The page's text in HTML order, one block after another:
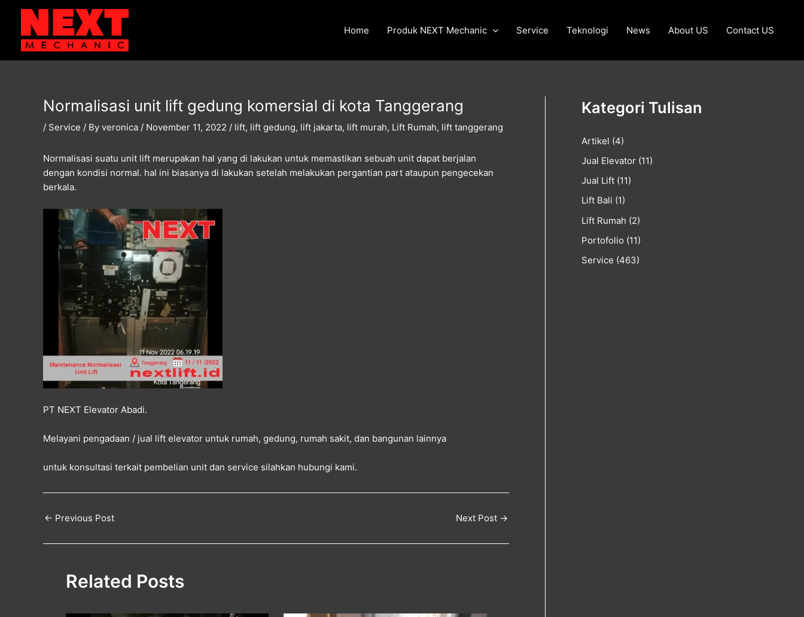
content
Home Produk NEXT Mechanic Service Teknologi News About US Contact US
Normalisasi unit lift gedung komersial di kota Tanggerang
/ Service / By veronica / November 11, 2022 / lift, lift gedung, lift jakarta, lift murah, Lift Rumah, lift tanggerang
Normalisasi suatu unit lift merupakan hal yang di lakukan untuk memastikan sebuah unit dapat berjalan
dengan kondisi normal. hal ini biasanya di lakukan setelah melakukan pergantian part ataupun pengecekan
berkala.
PT NEXT Elevator Abadi.
Melayani pengadaan / jual lift elevator untuk rumah, gedung, rumah sakit, dan bangunan lainnya
untuk konsultasi terkait pembelian unit dan service silahkan hubungi kami.
Post
navigation
← Previous Post Next Post →
Related Posts
Kategori Tulisan
Artikel (4)
Jual Elevator (11)
Jual Lift (11)
Lift Bali (1)
Lift Rumah (2)
Portofolio (11)
Service (463)